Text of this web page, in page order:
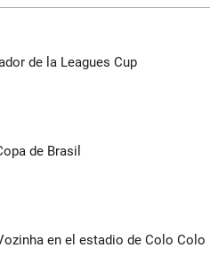
de la Leagues Cup
de Brasil
en el estadio de Colo Colo